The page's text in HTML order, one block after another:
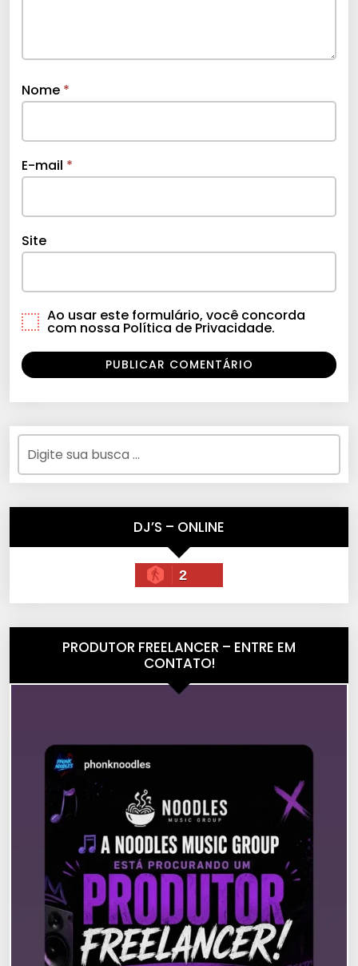
Nome *
E-mail *
Site
Ao usar este formulário, você concorda
com nossa Política de Privacidade.
DJ’S – ONLINE
2
PRODUTOR FREELANCER – ENTRE EM
CONTATO!